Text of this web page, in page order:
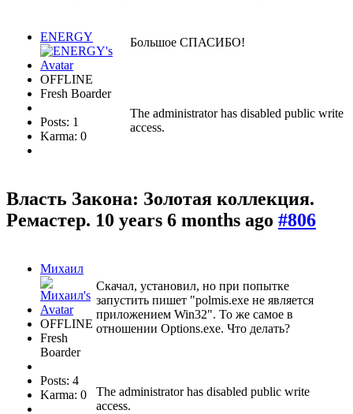
ENERGY
OFFLINE
Fresh Boarder
Posts: 1
Karma: 0
Большое СПАСИБО!
The administrator has disabled public write
access.
Власть Закона: Золотая коллекция.
Ремастер. 10 years 6 months ago #806
Михаил
OFFLINE
Fresh
Boarder
Posts: 4
Karma: 0
Скачал, установил, но при попытке
запустить пишет "polmis.exe не является
приложением Win32". То же самое в
отношении Options.exe. Что делать?
The administrator has disabled public write
access.